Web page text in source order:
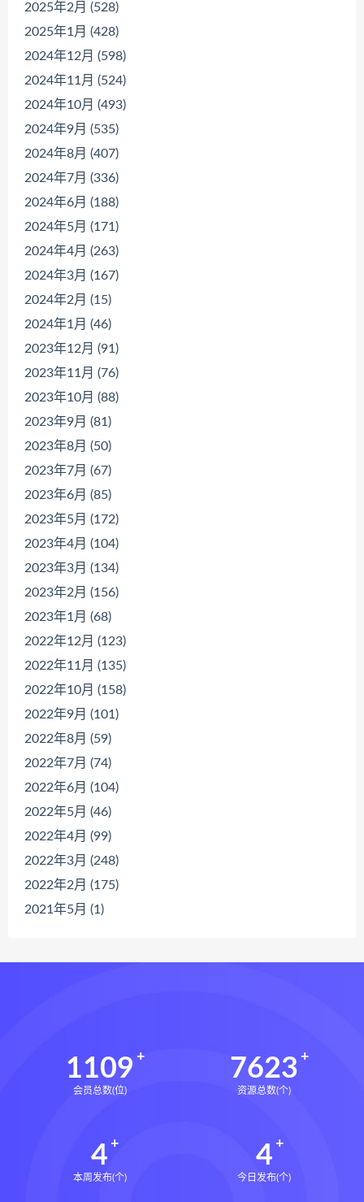
2025年2月 (528)
2025年1月 (428)
2024年12月 (598)
2024年11月 (524)
2024年10月 (493)
2024年9月 (535)
2024年8月 (407)
2024年7月 (336)
2024年6月 (188)
2024年5月 (171)
2024年4月 (263)
2024年3月 (167)
2024年2月 (15)
2024年1月 (46)
2023年12月 (91)
2023年11月 (76)
2023年10月 (88)
2023年9月 (81)
2023年8月 (50)
2023年7月 (67)
2023年6月 (85)
2023年5月 (172)
2023年4月 (104)
2023年3月 (134)
2023年2月 (156)
2023年1月 (68)
2022年12月 (123)
2022年11月 (135)
2022年10月 (158)
2022年9月 (101)
2022年8月 (59)
2022年7月 (74)
2022年6月 (104)
2022年5月 (46)
2022年4月 (99)
2022年3月 (248)
2022年2月 (175)
2021年5月 (1)
1109
会员总数(位)
7623
资源总数(个)
4
本周发布(个)
4
今日发布(个)